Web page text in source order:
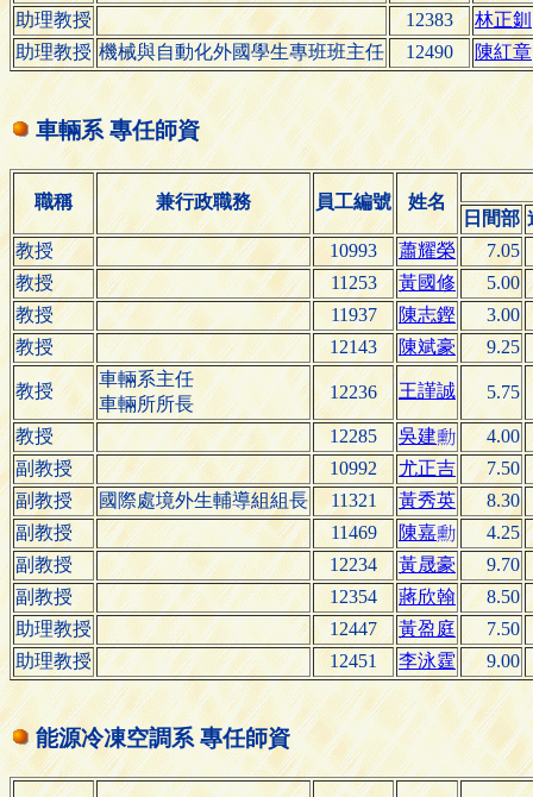
助理教授 12383
林正釧
助理教授 機械與自動化外國學生專班班主任 12490 陳紅章
車輛系 專任師資
職稱 兼行政職務 員工編號
姓名
日間部
教授
10993 蕭耀榮
7.05
教授
11253 黃國修
5.00
教授
11937 陳志鏗
3.00
教授
12143 陳斌豪 9.25
教授
車輛系主任
車輛所所長
12236 王謹誠 5.75
教授 12285 吳建
4.00
副教授
10992 尤正吉
7.50
副教授
國際處境外生輔導組組長 11321 黃秀英
8.30
副教授
11469 陳嘉
4.25
副教授
12234 黃晟豪
9.70
副教授
12354 蔣欣翰
8.50
助理教授
12447 黃盈庭
7.50
助理教授
12451 李泳霆 9.00
能源冷凍空調系 專任師資